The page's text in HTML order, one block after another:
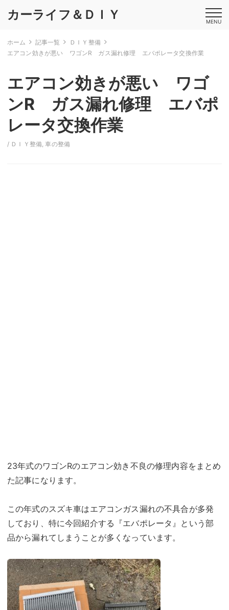
カーライフ＆ＤＩＹ MENU
ホーム 記事一覧
ＤＩＹ整備
エアコン効きが悪い ワゴンR ガス漏れ修理 エバポレータ交換作業
エアコン効きが悪い ワゴ
ンR ガス漏れ修理 エバポ
レータ交換作業
/ ＤＩＹ整備,車の整備
23年式のワゴンRのエアコン効き不良の修理内容をまとめ
た記事になります。
この年式のスズキ車はエアコンガス漏れの不具合が多発
しており、特に今回紹介する『エバポレータ』という部
品から漏れてしまうことが多くなっています。